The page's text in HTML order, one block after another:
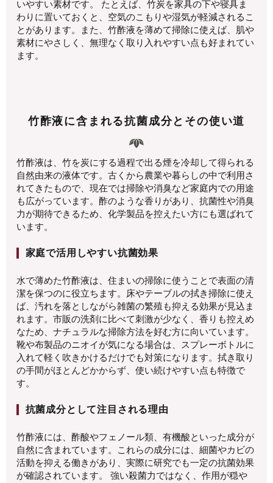
いやすい素材です。 たとえば、竹炭を家具の下や寝具ま
わりに置いておくと、空気のこもりや湿気が軽減されるこ
とがあります。また、竹酢液を薄めて掃除に使えば、肌や
素材にやさしく、無理なく取り入れやすい点も好まれてい
ます。
竹酢液に含まれる抗菌成分とその使い道
竹酢液は、竹を炭にする過程で出る煙を冷却して得られる
自然由来の液体です。古くから農業や暮らしの中で利用さ
れてきたもので、現在では掃除や消臭など家庭内での用途
も広がっています。酢のような香りがあり、抗菌性や消臭
力が期待できるため、化学製品を控えたい方にも選ばれて
います。
家庭で活用しやすい抗菌効果
水で薄めた竹酢液は、住まいの掃除に使うことで表面の清
潔を保つのに役立ちます。床やテーブルの拭き掃除に使え
ば、汚れを落としながら雑菌の繁殖も抑える効果が見込ま
れます。市販の洗剤に比べて刺激が少なく、香りも控えめ
なため、ナチュラルな掃除方法を好む方に向いています。
靴や布製品のニオイが気になる場合は、スプレーボトルに
入れて軽く吹きかけるだけでも対策になります。拭き取り
の手間がほとんどかからず、使い続けやすい点も特徴で
す。
抗菌成分として注目される理由
竹酢液には、酢酸やフェノール類、有機酸といった成分が
自然に含まれています。これらの成分には、細菌やカビの
活動を抑える働きがあり、実際に研究でも一定の抗菌効果
が確認されています。 強い殺菌力ではなく、作用が穏や